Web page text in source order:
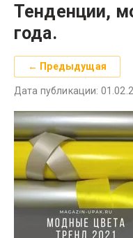
Тенденции,
года.
← Предыдущая
Дата публикации: